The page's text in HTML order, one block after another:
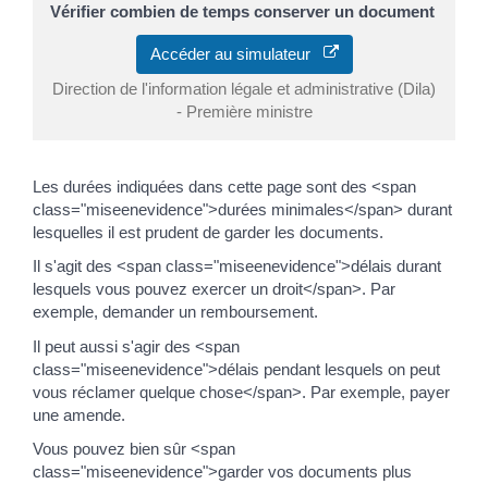
Vérifier combien de temps conserver un document
Accéder au simulateur
Direction de l'information légale et administrative (Dila)
- Première ministre
Les durées indiquées dans cette page sont des <span
class="miseenevidence">durées minimales</span> durant
lesquelles il est prudent de garder les documents.
Il s'agit des <span class="miseenevidence">délais durant
lesquels vous pouvez exercer un droit</span>. Par
exemple, demander un remboursement.
Il peut aussi s'agir des <span
class="miseenevidence">délais pendant lesquels on peut
vous réclamer quelque chose</span>. Par exemple, payer
une amende.
Vous pouvez bien sûr <span
class="miseenevidence">garder vos documents plus